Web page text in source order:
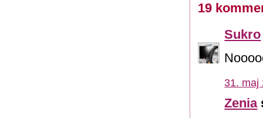
19
Sukro
31. maj
Zenia